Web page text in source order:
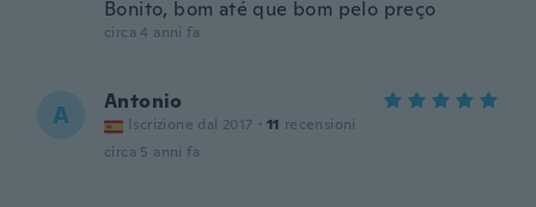
Bonito, bom até que bom pelo preço
circa 4 anni fa
A Antonio
Iscrizione dal 2017 · 11 recensioni
circa 5 anni fa